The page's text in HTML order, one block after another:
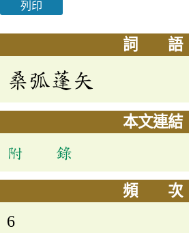
列印
詞 語
桑弧蓬矢
本文連結
附 錄
頻 次
6